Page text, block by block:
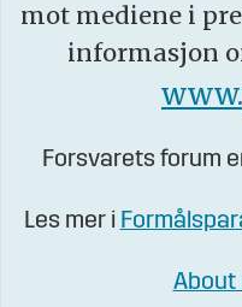
mot mediene i
informasjon
Forsvarets forum
Les mer i
About